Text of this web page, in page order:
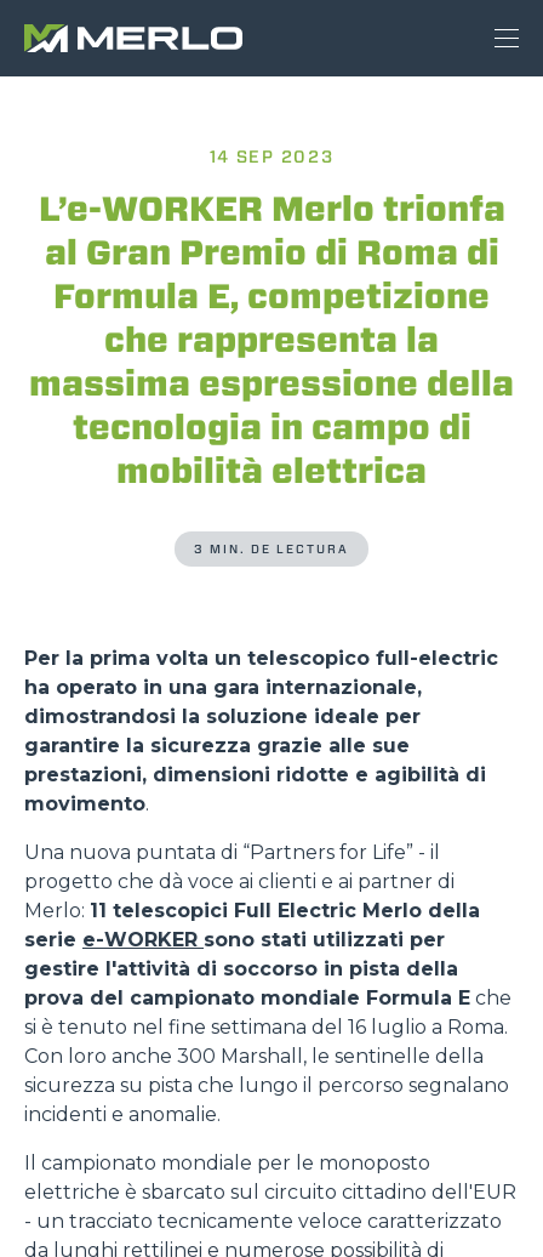
14 SEP 2023
L’e-WORKER Merlo trionfa
al Gran Premio di Roma di
Formula E, competizione
che rappresenta la
massima espressione della
tecnologia in campo di
mobilità elettrica
3 MIN. DE LECTURA
Per la prima volta un telescopico full-electric
ha operato in una gara internazionale,
dimostrandosi la soluzione ideale per
garantire la sicurezza grazie alle sue
prestazioni, dimensioni ridotte e agibilità di
movimento.
Una nuova puntata di “Partners for Life” - il
progetto che dà voce ai clienti e ai partner di
Merlo: 11 telescopici Full Electric Merlo della
serie e-WORKER sono stati utilizzati per
gestire l'attività di soccorso in pista della
prova del campionato mondiale Formula E che
si è tenuto nel fine settimana del 16 luglio a Roma.
Con loro anche 300 Marshall, le sentinelle della
sicurezza su pista che lungo il percorso segnalano
incidenti e anomalie.
Il campionato mondiale per le monoposto
elettriche è sbarcato sul circuito cittadino dell'EUR
- un tracciato tecnicamente veloce caratterizzato
da lunghi rettilinei e numerose possibilità di